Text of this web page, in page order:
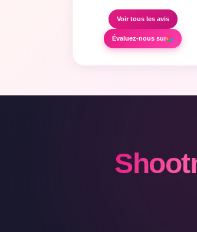
Voir tous les avis
Évaluez-nous sur